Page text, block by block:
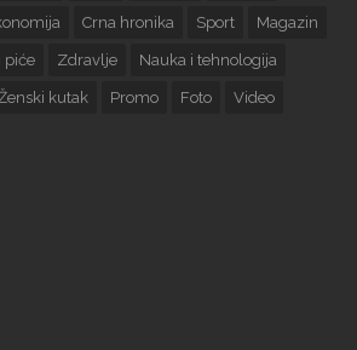
Crna hronika Sport Magazin
piće Zdravlje Nauka i tehnologija
kutak Promo Foto Video